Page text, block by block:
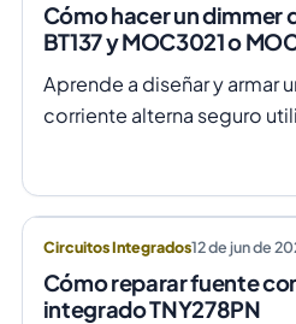
Cómo hacer un dimmer
BT137 y MOC3021 o
Aprende a diseñar y armar
corriente alterna seguro
Circuitos Integrados12 de jun de
Cómo reparar fuente
integrado TNY278PN